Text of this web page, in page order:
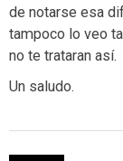
de notarse esa
tampoco lo veo
no te trataran así.
Un saludo.